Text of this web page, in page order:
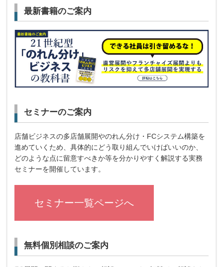
最新書籍のご案内
セミナーのご案内
店舗ビジネスの多店舗展開やのれん分け・FCシステム構築を
進めていくため、具体的にどう取り組んでいけばいいのか、
どのような点に留意すべきか等を分かりやすく解説する実務
セミナーを開催しています。
セミナー一覧ページへ
無料個別相談のご案内